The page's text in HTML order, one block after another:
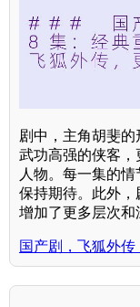
剧中，主角胡斐
武功高强的侠客
人物。每一集的
保持期待。此外
增加了更多层次和
国产剧，飞狐外